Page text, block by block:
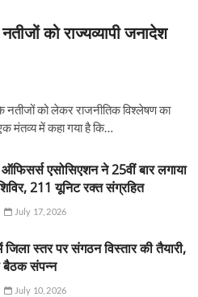
को राज्यव्यापी जनादेश
नतीजों को लेकर राजनीतिक विश्लेषण का
एक मंतव्य में कहा गया है कि…
एसोसिएशन ने 25वीं बार लगाया
211 यूनिट रक्त संग्रहित
July 17, 2026
स्तर पर संगठन विस्तार की तैयारी,
बैठक संपन्न
July 10, 2026